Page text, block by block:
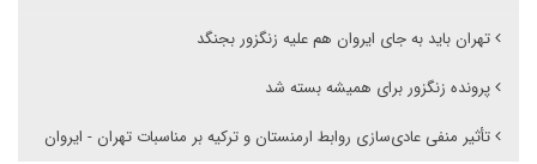
تهران باید به جای ایروان هم علیه زنگزور بجنگد
پرونده زنگزور برای همیشه بسته شد
تأثیر منفی عادی‌سازی روابط ارمنستان و ترکیه بر مناسبات تهران - ایروان